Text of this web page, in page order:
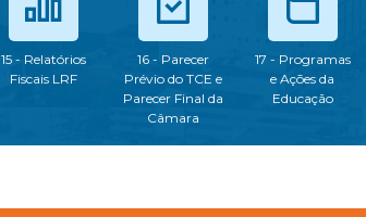
15 - Relatórios
Fiscais LRF
16 - Parecer
Prévio do TCE e
Parecer Final da
Câmara
17 - Programas
e Ações da
Educação